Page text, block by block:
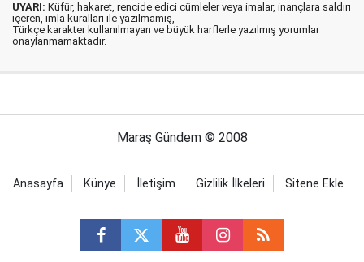
UYARI: Küfür, hakaret, rencide edici cümleler veya imalar, inançlara saldırı
içeren, imla kuralları ile yazılmamış,
Türkçe karakter kullanılmayan ve büyük harflerle yazılmış yorumlar
onaylanmamaktadır.
Maraş Gündem © 2008
Anasayfa Künye İletişim Gizlilik İlkeleri Sitene Ekle